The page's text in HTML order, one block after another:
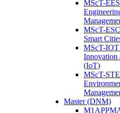
MScT-
MScT-
Smart
MScT-IOT
Innovation
(IoT)
MScT-
Master (DNM)